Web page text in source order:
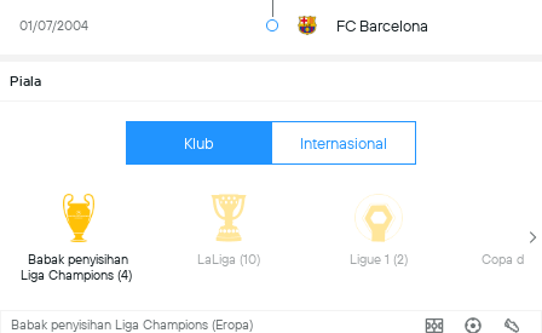
01/07/2004 FC Barcelona
Piala
Klub Internasional
Babak penyisihan
LaLiga (10) Ligue 1 (2)
Babak penyisihan Liga Champions (Eropa)